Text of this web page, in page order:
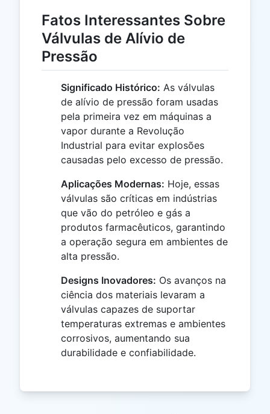
Fatos Interessantes Sobre
Válvulas de Alívio de
Pressão
Significado Histórico: As válvulas
de alívio de pressão foram usadas
pela primeira vez em máquinas a
vapor durante a Revolução
Industrial para evitar explosões
causadas pelo excesso de pressão.
Aplicações Modernas: Hoje, essas
válvulas são críticas em indústrias
que vão do petróleo e gás a
produtos farmacêuticos, garantindo
a operação segura em ambientes de
alta pressão.
Designs Inovadores: Os avanços na
ciência dos materiais levaram a
válvulas capazes de suportar
temperaturas extremas e ambientes
corrosivos, aumentando sua
durabilidade e confiabilidade.